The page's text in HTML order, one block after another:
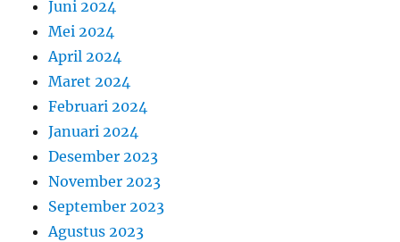
Juni 2024
Mei 2024
April 2024
Maret 2024
Februari 2024
Januari 2024
Desember 2023
November 2023
September 2023
Agustus 2023